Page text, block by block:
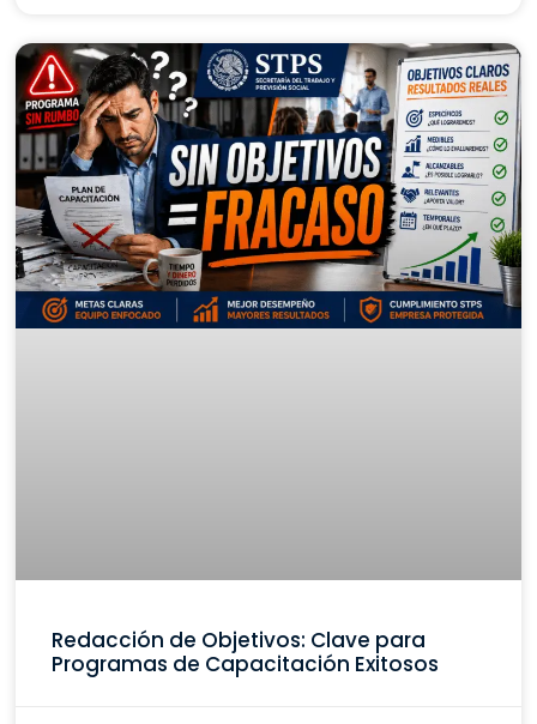
Redacción de Objetivos: Clave para
Programas de Capacitación Exitosos